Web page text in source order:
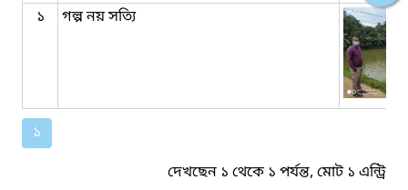
১
গল্প নয় সত্যি
১
দেখছেন ১ থেকে ১ পর্যন্ত, মোট ১ এন্ট্রি